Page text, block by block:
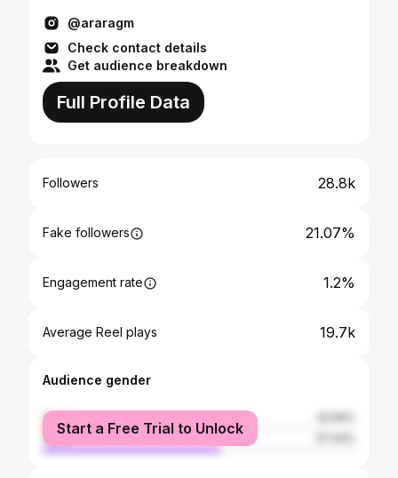
@araragm
Check contact details
Get audience breakdown
Full Profile Data
Followers 28.8k
Fake followers 21.07%
Engagement rate 1.2%
Average Reel plays 19.7k
Audience gender
female
male
Start a Free Trial to Unlock